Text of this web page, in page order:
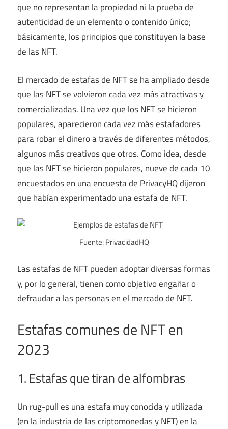
que no representan la propiedad ni la prueba de
autenticidad de un elemento o contenido único;
básicamente, los principios que constituyen la base
de las NFT.
El mercado de estafas de NFT se ha ampliado desde
que las NFT se volvieron cada vez más atractivas y
comercializadas. Una vez que los NFT se hicieron
populares, aparecieron cada vez más estafadores
para robar el dinero a través de diferentes métodos,
algunos más creativos que otros. Como idea, desde
que las NFT se hicieron populares, nueve de cada 10
encuestados en una encuesta de PrivacyHQ dijeron
que habían experimentado una estafa de NFT.
Fuente: PrivacidadHQ
Las estafas de NFT pueden adoptar diversas formas
y, por lo general, tienen como objetivo engañar o
defraudar a las personas en el mercado de NFT.
Estafas comunes de NFT en
2023
1. Estafas que tiran de alfombras
Un rug-pull es una estafa muy conocida y utilizada
(en la industria de las criptomonedas y NFT) en la